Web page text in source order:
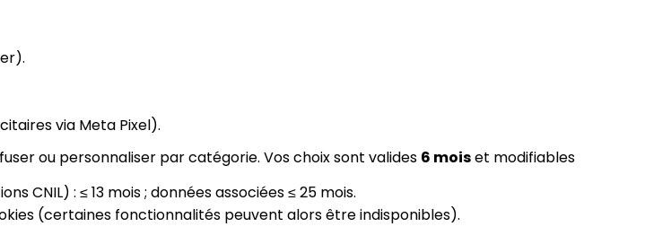
via Meta Pixel).
ou personnaliser par catégorie. Vos choix sont valides 6 moiset modifiables
CNIL) : ≤ 13 mois ; données associées ≤ 25 mois.
(certaines fonctionnalités peuvent alors être indisponibles).